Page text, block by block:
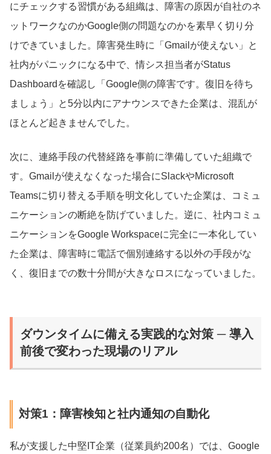
にチェックする習慣がある組織は、障害の原因が自社のネ
ットワークなのかGoogle側の問題なのかを素早く切り分
けできていました。障害発生時に「Gmailが使えない」と
社内がパニックになる中で、情シス担当者がStatus
Dashboardを確認し「Google側の障害です。復旧を待ち
ましょう」と5分以内にアナウンスできた企業は、混乱が
ほとんど起きませんでした。
次に、連絡手段の代替経路を事前に準備していた組織で
す。Gmailが使えなくなった場合にSlackやMicrosoft
Teamsに切り替える手順を明文化していた企業は、コミュ
ニケーションの断絶を防げていました。逆に、社内コミュ
ニケーションをGoogle Workspaceに完全に一本化してい
た企業は、障害時に電話で個別連絡する以外の手段がな
く、復旧までの数十分間が大きなロスになっていました。
ダウンタイムに備える実践的な対策 ─ 導入
前後で変わった現場のリアル
対策1：障害検知と社内通知の自動化
私が支援した中堅IT企業（従業員約200名）では、Google